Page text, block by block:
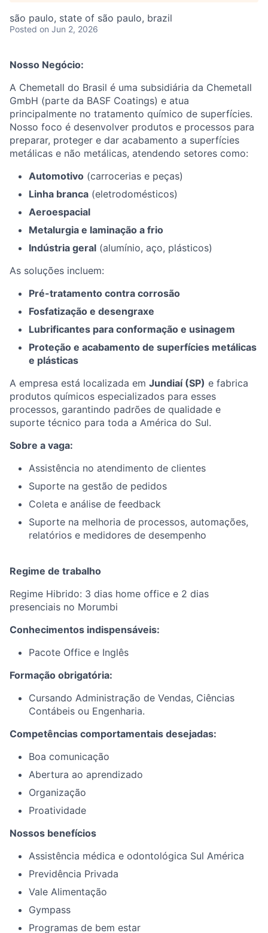
são paulo, state of são paulo, brazil
Posted on Jun 2, 2026
Nosso Negócio:
A Chemetall do Brasil é uma subsidiária da Chemetall
GmbH (parte da BASF Coatings) e atua
principalmente no tratamento químico de superfícies.
Nosso foco é desenvolver produtos e processos para
preparar, proteger e dar acabamento a superfícies
metálicas e não metálicas, atendendo setores como:
Automotivo (carrocerias e peças)
Linha branca (eletrodomésticos)
Aeroespacial
Metalurgia e laminação a frio
Indústria geral (alumínio, aço, plásticos)
As soluções incluem:
Pré-tratamento contra corrosão
Fosfatização e desengraxe
Lubrificantes para conformação e usinagem
Proteção e acabamento de superfícies metálicas
e plásticas
A empresa está localizada em Jundiaí (SP) e fabrica
produtos químicos especializados para esses
processos, garantindo padrões de qualidade e
suporte técnico para toda a América do Sul.
Sobre a vaga:
Assistência no atendimento de clientes
Suporte na gestão de pedidos
Coleta e análise de feedback
Suporte na melhoria de processos, automações,
relatórios e medidores de desempenho
Regime de trabalho
Regime Hibrido: 3 dias home office e 2 dias
presenciais no Morumbi
Conhecimentos indispensáveis:
Pacote Office e Inglês
Formação obrigatória:
Cursando Administração de Vendas, Ciências
Contábeis ou Engenharia.
Competências comportamentais desejadas:
Boa comunicação
Abertura ao aprendizado
Organização
Proatividade
Nossos benefícios
Assistência médica e odontológica Sul América
Previdência Privada
Vale Alimentação
Gympass
Programas de bem estar